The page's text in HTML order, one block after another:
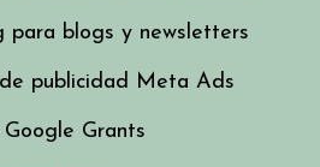
para blogs y newsletters
publicidad Meta Ads
Grants